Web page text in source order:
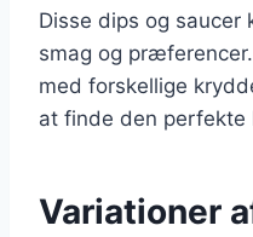
Disse dips og saucer
smag og
med forskellige
at finde den perfekte
Variationer